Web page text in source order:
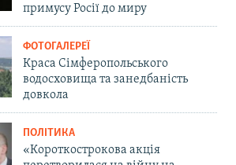
примусу Росії до миру
ФОТОГАЛЕРЕЇ
Краса Сімферопольського
водосховища та занедбаність
довкола
ПОЛІТИКА
«Короткострокова акція